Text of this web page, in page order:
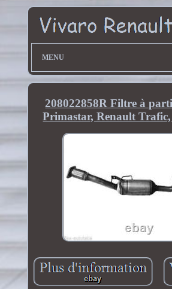
MENU
208022858R Filtre à
Primastar, Renault